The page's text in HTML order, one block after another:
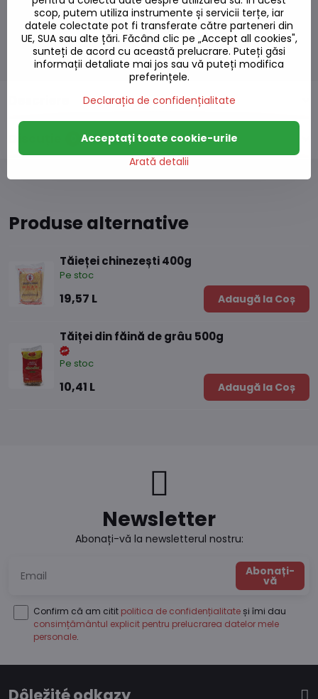
Număr depozit:S7#SK#05210213#1
Producător:
Produse alternative
Tăieței chinezești 400g
Pe stoc
19,57 L Adaugă la Coș
Tăiței din făină de grâu 500g
Pe stoc
10,41 L Adaugă la Coș
Newsletter
Abonați-vă la newsletterul nostru:
Abonați-
vă
Confirm că am citit politica de confidențialitate și îmi dau
consimțământul explicit pentru prelucrarea datelor mele
personale.
scop, putem utiliza instrumente și servicii terțe, iar
datele colectate pot fi transferate către parteneri din
UE, SUA sau alte țări. Făcând clic pe „Accept all cookies",
sunteți de acord cu această prelucrare. Puteți găsi
informații detaliate mai jos sau vă puteți modifica
preferințele.
Declarația de confidențialitate
Arată detalii
Acceptați toate cookie-urile